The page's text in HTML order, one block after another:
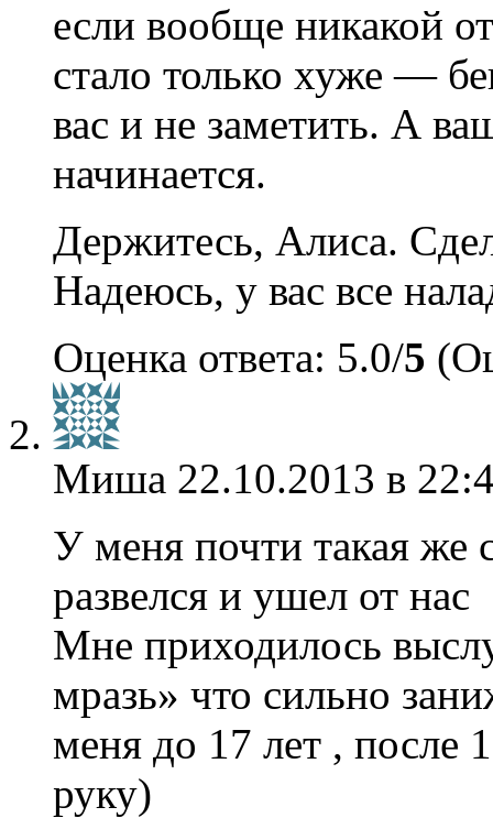
если вообще никакой
стало только хуже —
вас и не заметить. А
начинается.
Держитесь, Алиса.
Надеюсь, у вас все
Оценка ответа: 5.0/5
Миша 22.10.2013 в
У меня почти такая же
развелся и ушел от нас
Мне приходилось
мразь» что сильно
меня до 17 лет , после
руку)